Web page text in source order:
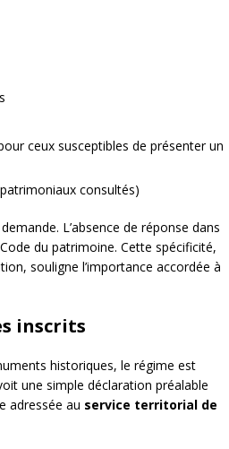
ceux susceptibles de présenter un
consultés)
L’absence de réponse dans
du patrimoine. Cette spécificité,
souligne l’importance accordée à
inscrits
historiques, le régime est
une simple déclaration préalable
adressée au service territorial de